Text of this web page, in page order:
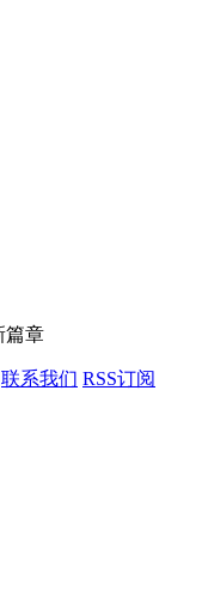
篇章
联系我们 RSS订阅